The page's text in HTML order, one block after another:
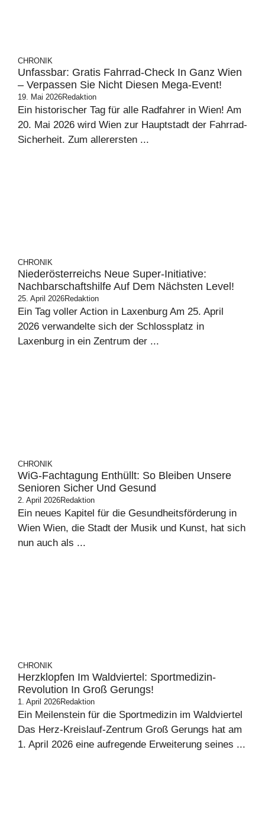
CHRONIK
Unfassbar: Gratis Fahrrad-Check In Ganz Wien
– Verpassen Sie Nicht Diesen Mega-Event!
19. Mai 2026Redaktion
Ein historischer Tag für alle Radfahrer in Wien! Am
20. Mai 2026 wird Wien zur Hauptstadt der Fahrrad-
Sicherheit. Zum allerersten ...
CHRONIK
Niederösterreichs Neue Super-Initiative:
Nachbarschaftshilfe Auf Dem Nächsten Level!
25. April 2026Redaktion
Ein Tag voller Action in Laxenburg Am 25. April
2026 verwandelte sich der Schlossplatz in
Laxenburg in ein Zentrum der ...
CHRONIK
WiG-Fachtagung Enthüllt: So Bleiben Unsere
Senioren Sicher Und Gesund
2. April 2026Redaktion
Ein neues Kapitel für die Gesundheitsförderung in
Wien Wien, die Stadt der Musik und Kunst, hat sich
nun auch als ...
CHRONIK
Herzklopfen Im Waldviertel: Sportmedizin-
Revolution In Groß Gerungs!
1. April 2026Redaktion
Ein Meilenstein für die Sportmedizin im Waldviertel
Das Herz-Kreislauf-Zentrum Groß Gerungs hat am
1. April 2026 eine aufregende Erweiterung seines ...